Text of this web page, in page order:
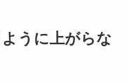
うに上がらな